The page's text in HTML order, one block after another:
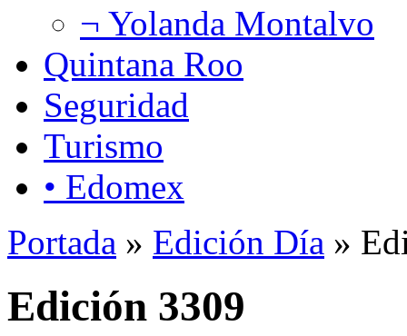
¬ Yolanda Montalvo
Quintana Roo
Seguridad
Turismo
• Edomex
Portada » Edición Día »
Edición 3309